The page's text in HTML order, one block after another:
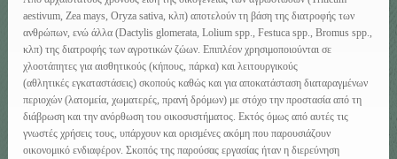
aestivum, Zea mays, Oryza sativa, κλπ) αποτελούν τη βάση της διατροφής των
ανθρώπων, ενώ άλλα (Dactylis glomerata, Lolium spp., Festuca spp., Bromus spp.,
κλπ) της διατροφής των αγροτικών ζώων. Επιπλέον χρησιμοποιούνται σε
χλοοτάπητες για αισθητικούς (κήπους, πάρκα) και λειτουργικούς
(αθλητικές εγκαταστάσεις) σκοπούς καθώς και για αποκατάσταση διαταραγμένων
περιοχών (λατομεία, χωματερές, πρανή δρόμων) με στόχο την προστασία από τη
διάβρωση και την ανόρθωση του οικοσυστήματος. Εκτός όμως από αυτές τις
γνωστές χρήσεις τους, υπάρχουν και ορισμένες ακόμη που παρουσιάζουν
οικονομικό ενδιαφέρον. Σκοπός της παρούσας εργασίας ήταν η διερεύνηση